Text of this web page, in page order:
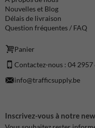
Nouvelles et Blog
Délais de livraison
Question fréquentes / FAQ
Panier
Contactez-nous : 04 2957
info@trafficsupply.be
Inscrivez-vous à notre